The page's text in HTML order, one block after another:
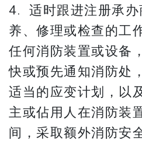
4. 适时跟进注册承办
养、修理或检查的工
任何消防装置或设备
快或预先通知消防处
适当的应变计划，以
主或佔用人在消防装
间，采取额外消防安